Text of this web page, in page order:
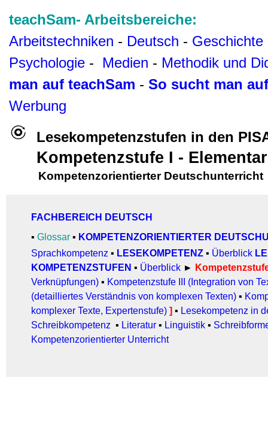
teachSam- Arbeitsbereiche:
Arbeitstechniken - Deutsch - Geschichte
Psychologie - Medien - Methodik und
man auf teachSam - So sucht man
Werbung
Lesekompetenzstufen in den
Kompetenzstufe I -
Kompetenzorientierter Deutschunterricht
FACHBEREICH DEUTSCH
▪ Glossar ▪ KOMPETENZORIENTIERTER
Sprachkompetenz ▪ LESEKOMPETENZ ▪ Überblick
KOMPETENZSTUFEN ▪ Überblick ►
Verknüpfungen) ▪ Kompetenzstufe III (Integration von
(detailliertes Verständnis von komplexen Texten) ▪
komplexer Texte, Expertenstufe) ] ▪ Lesekompetenz in
Schreibkompetenz ▪ Literatur ▪ Linguistik ▪
Kompetenzorientierter Unterricht